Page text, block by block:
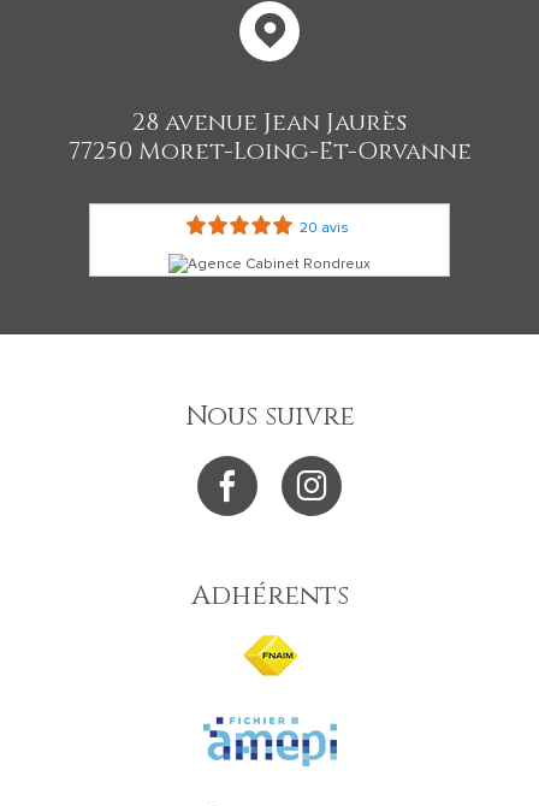
28 avenue Jean Jaurès
77250 Moret-Loing-Et-Orvanne
20 avis
Nous suivre
Adhérents